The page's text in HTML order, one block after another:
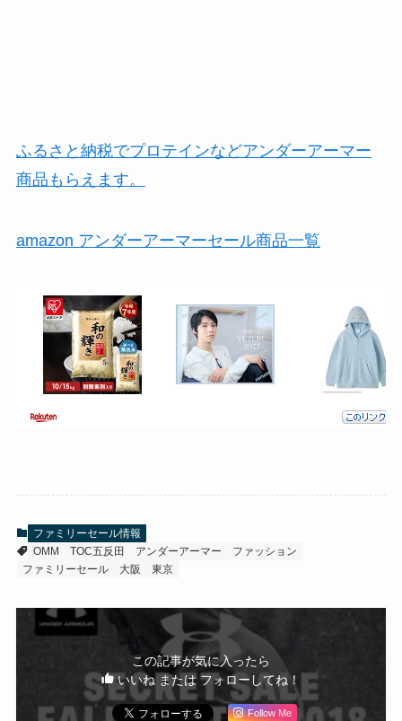
ふるさと納税でプロテインなどアンダーアーマー
商品もらえます。
amazon アンダーアーマーセール商品一覧
ファミリーセール情報
OMM
TOC五反田 アンダーアーマー
ファッション
ファミリーセール
大阪 東京
この記事が気に入ったら
いいね または フォローしてね！
Follow Me